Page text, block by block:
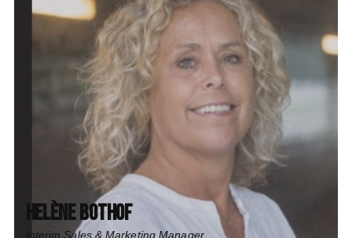
Helène Bothof
Interim Sales & Marketing Manager